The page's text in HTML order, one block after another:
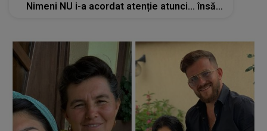
Nimeni NU i-a acordat atenție atunci... însă